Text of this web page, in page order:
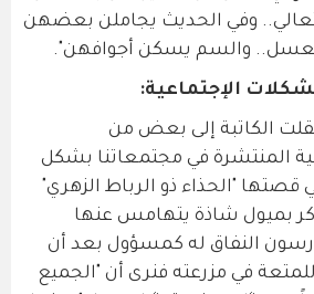
وفي الحديث يجاملن بعضهن
والسم يسكن أجوافهن".
الإجتماعية:
الكاتبة إلى بعض من
المنتشرة في مجتمعاتنا بشكل
"الحذاء ذو الرباط الزهري"
بميول شاذة يتهامس عنها
النفاق له كمسؤول بعد أن
في مزرعته فنرى أن "الجميع